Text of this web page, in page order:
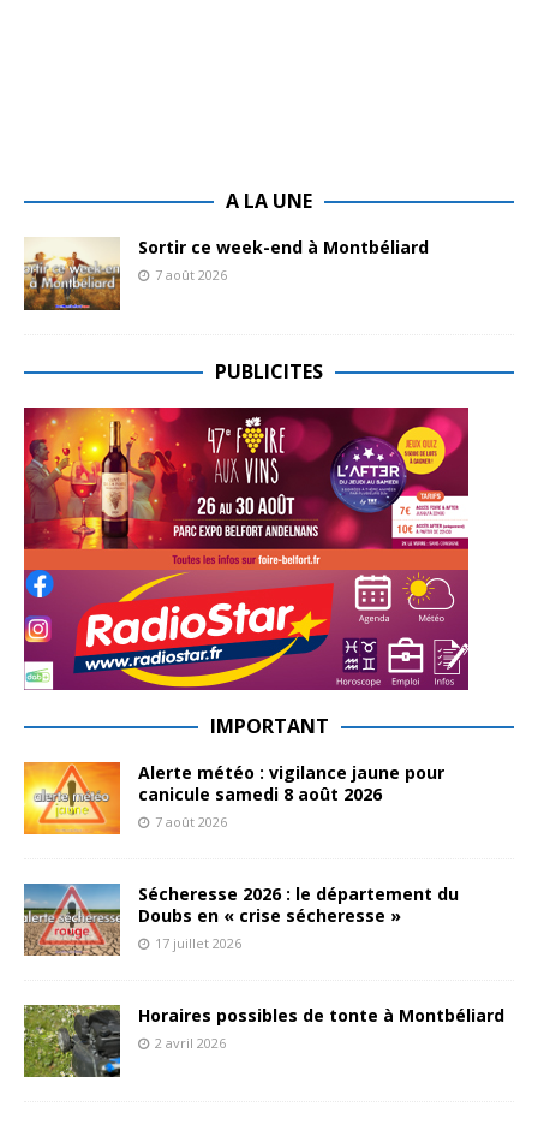
A LA UNE
Sortir ce week-end à Montbéliard
7 août 2026
PUBLICITES
IMPORTANT
Alerte météo : vigilance jaune pour
canicule samedi 8 août 2026
7 août 2026
Sécheresse 2026 : le département du
Doubs en « crise sécheresse »
17 juillet 2026
Horaires possibles de tonte à Montbéliard
2 avril 2026